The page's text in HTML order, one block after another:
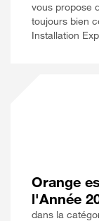
vous propose
toujours bien
Installation
Orange
l'Année
dans la